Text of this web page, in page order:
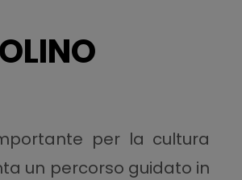
per la cultura
un percorso guidato in